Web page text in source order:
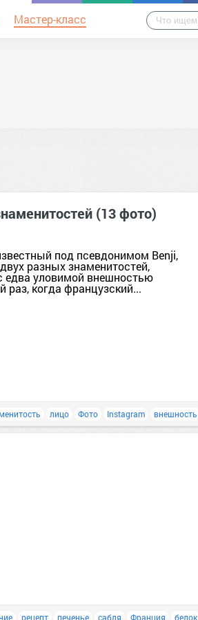
Мастер-класс
(13 фото)
под псевдонимом Benji,
разных знаменитостей,
едва уловимой внешностью
раз, когда французский...
лицо Фото Instagram внешность
рецепт печенье сабля Франция белок